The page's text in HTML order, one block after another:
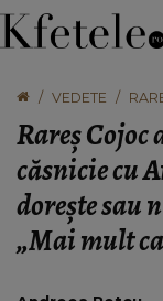
VEDETE
Rareș Cojoc
căsnicie cu
dorește sau
„Mai mult